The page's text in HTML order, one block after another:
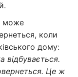
може
коли
дому:
відбувається.
Це ж